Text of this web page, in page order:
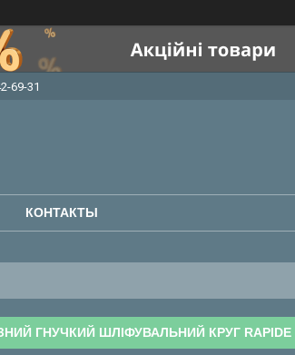
69-31
КОНТАКТЫ
ГНУЧКИЙ ШЛІФУВАЛЬНИЙ КРУГ